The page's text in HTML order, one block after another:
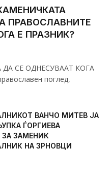
ПРАВОСЛАВНИТЕ
Е ПРАЗНИК?
СЕ ОДНЕСУВААТ КОГА
поглед,
ВАНЧО МИТЕВ ЈА
ЃОРГИЕВА
ЗА ЗАМЕНИК
НА ЗРНОВЦИ